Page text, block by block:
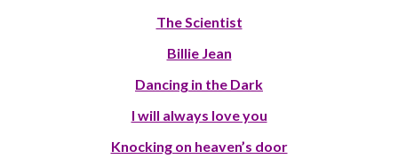
The Scientist
Billie Jean
Dancing in the Dark
I will always love you
Knocking on heaven’s door